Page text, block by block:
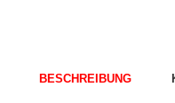
BESCHREIBUNG